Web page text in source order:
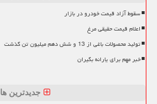
سقوط آزاد قیمت خودرو در بازار
اعلام قیمت حقیقی مرغ
تولید محصولات باغی از 13 و شش دهم میلیون تن گذشت
خبر مهم برای یارانه بگیران
جدیدترین ها